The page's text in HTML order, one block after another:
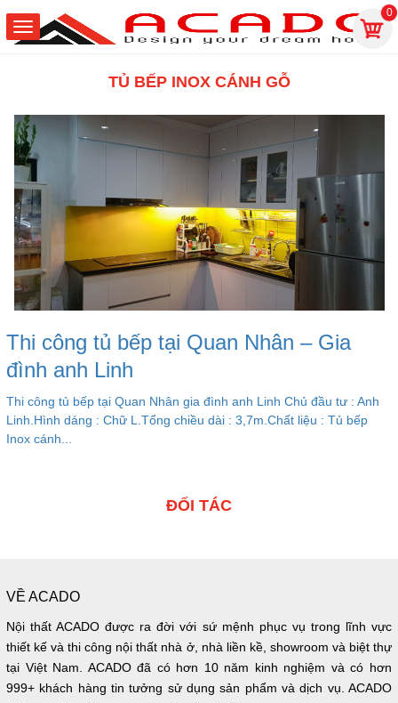
0
TỦ BẾP INOX CÁNH GỖ
Thi công tủ bếp tại Quan Nhân – Gia
đình anh Linh
Thi công tủ bếp tại Quan Nhân gia đình anh Linh Chủ đầu tư : Anh
Linh.Hình dáng : Chữ L.Tổng chiều dài : 3,7m.Chất liệu : Tủ bếp
Inox cánh...
ĐỐI TÁC
VỀ ACADO
Nội thất ACADO được ra đời với sứ mệnh phục vụ trong lĩnh vực
thiết kế và thi công nội thất nhà ở, nhà liền kề, showroom và biệt thự
tại Việt Nam. ACADO đã có hơn 10 năm kinh nghiệm và có hơn
999+ khách hàng tin tưởng sử dụng sản phẩm và dịch vụ. ACADO